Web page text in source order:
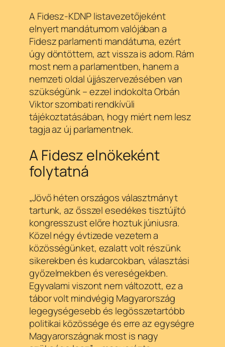
A Fidesz-KDNP listavezetőjeként
elnyert mandátumom valójában a
Fidesz parlamenti mandátuma, ezért
úgy döntöttem, azt vissza is adom. Rám
most nem a parlamentben, hanem a
nemzeti oldal újjászervezésében van
szükségünk – ezzel indokolta Orbán
Viktor szombati rendkívüli
tájékoztatásában, hogy miért nem lesz
tagja az új parlamentnek.
A Fidesz elnökeként
folytatná
„Jövő héten országos választmányt
tartunk, az ősszel esedékes tisztújító
kongresszust előre hoztuk júniusra.
Közel négy évtizede vezetem a
közösségünket, ezalatt volt részünk
sikerekben és kudarcokban, választási
győzelmekben és vereségekben.
Egyvalami viszont nem változott, ez a
tábor volt mindvégig Magyarország
legegységesebb és legösszetartóbb
politikai közössége és erre az egységre
Magyarországnak most is nagy